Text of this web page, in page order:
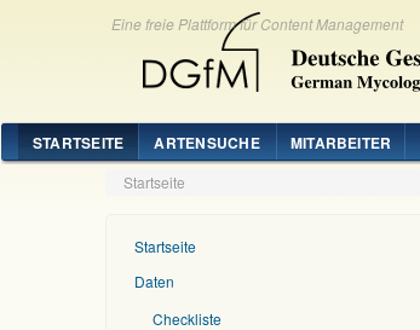
Eine freie Plattform für Content Management
STARTSEITE ARTENSUCHE MITARBEITER
Startseite
Startseite
Daten
Checkliste